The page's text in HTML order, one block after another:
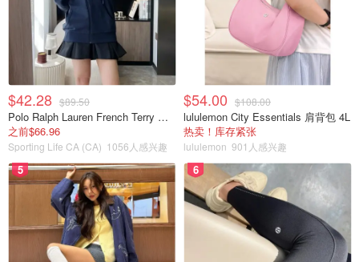
$42.28 $89.50
Polo Ralph Lauren French Terry 女童连帽卫衣 7-16码
之前$66.96
Sporting Life CA (CA) 1056人感兴趣
$54.00 $108.00
lululemon City Essentials 肩背包 4L
热卖！库存紧张
lululemon 901人感兴趣
5 6